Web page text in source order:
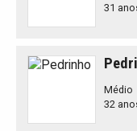
31
Médio
32